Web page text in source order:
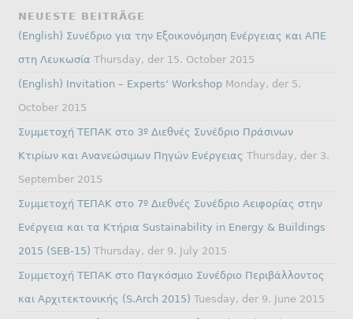
NEUESTE BEITRÄGE
(English) Συνέδριο για την Εξοικονόμηση Ενέργειας και ΑΠΕ
στη Λευκωσία Thursday, der 15. October 2015
(English) Invitation – Experts‘ Workshop Monday, der 5.
October 2015
Συμμετοχή ΤΕΠΑΚ στο 3º Διεθνές Συνέδριο Πράσινων
Κτιρίων και Ανανεώσιμων Πηγών Ενέργειας Thursday, der 3.
September 2015
Συμμετοχή ΤΕΠΑΚ στο 7º Διεθνές Συνέδριο Αειφορίας στην
Ενέργεια και τα Κτήρια Sustainability in Energy & Buildings
2015 (SEB-15) Thursday, der 9. July 2015
Συμμετοχή ΤΕΠΑΚ στο Παγκόσμιο Συνέδριο Περιβάλλοντος
και Αρχιτεκτονικής (S.Arch 2015) Tuesday, der 9. June 2015